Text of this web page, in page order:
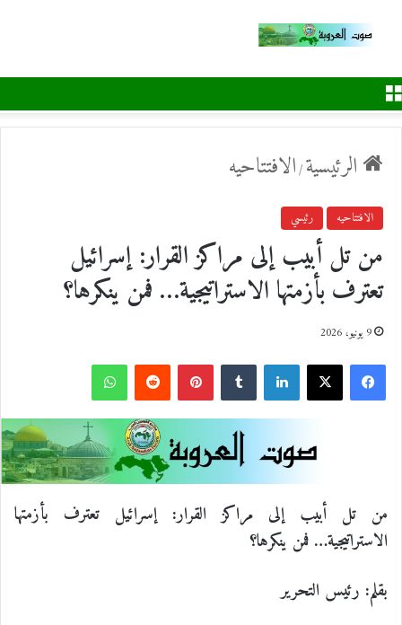
الرئيسية/الافتتاحيه
الافتتاحيه رئيسي
من تل أبيب إلى مراكز القرار: إسرائيل
تعترف بأزمتها الاستراتيجية… فمن ينكرها؟
9 يونيو، 2026
ب
و
ك
X
ي
ن
ك
د
T
u
m
ي
ن
ت
R
e
d
ا
ت
س
من تل أبيب إلى مراكز القرار: إسرائيل تعترف بأزمتها
الاستراتيجية… فمن ينكرها؟
بقلم: رئيس التحرير